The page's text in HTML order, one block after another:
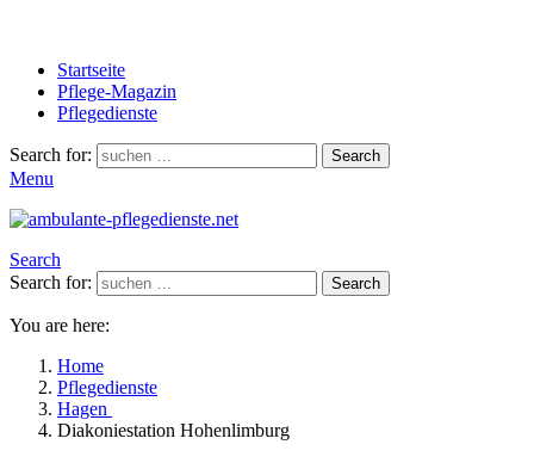
Startseite
Pflege-Magazin
Pflegedienste
Search for: Search
Menu
Search
Search for:
Search
You are here:
Home
Pflegedienste
Hagen
Diakoniestation Hohenlimburg